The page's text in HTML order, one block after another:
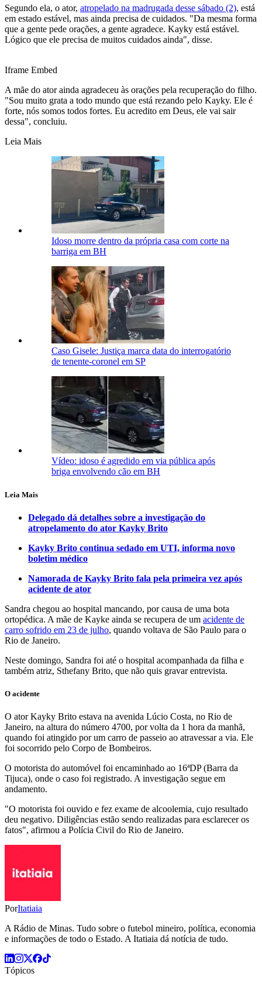
Segundo ela, o ator, atropelado na madrugada desse sábado (2), está
em estado estável, mas ainda precisa de cuidados. "Da mesma forma
que a gente pede orações, a gente agradece. Kayky está estável.
Lógico que ele precisa de muitos cuidados ainda", disse.
Iframe Embed
A mãe do ator ainda agradeceu às orações pela recuperação do filho.
"Sou muito grata a todo mundo que está rezando pelo Kayky. Ele é
forte, nós somos todos fortes. Eu acredito em Deus, ele vai sair
dessa", concluiu.
Leia Mais
Idoso morre dentro da própria casa com corte na
barriga em BH
Caso Gisele: Justiça marca data do interrogatório
de tenente-coronel em SP
Vídeo: idoso é agredido em via pública após
briga envolvendo cão em BH
Leia Mais
Delegado dá detalhes sobre a investigação do
atropelamento do ator Kayky Brito
Kayky Brito continua sedado em UTI, informa novo
boletim médico
Namorada de Kayky Brito fala pela primeira vez após
acidente de ator
Sandra chegou ao hospital mancando, por causa de uma bota
ortopédica. A mãe de Kayke ainda se recupera de um acidente de
carro sofrido em 23 de julho, quando voltava de São Paulo para o
Rio de Janeiro.
Neste domingo, Sandra foi até o hospital acompanhada da filha e
também atriz, Sthefany Brito, que não quis gravar entrevista.
O acidente
O ator Kayky Brito estava na avenida Lúcio Costa, no Rio de
Janeiro, na altura do número 4700, por volta da 1 hora da manhã,
quando foi atingido por um carro de passeio ao atravessar a via. Ele
foi socorrido pelo Corpo de Bombeiros.
O motorista do automóvel foi encaminhado ao 16ªDP (Barra da
Tijuca), onde o caso foi registrado. A investigação segue em
andamento.
"O motorista foi ouvido e fez exame de alcoolemia, cujo resultado
deu negativo. Diligências estão sendo realizadas para esclarecer os
fatos", afirmou a Polícia Civil do Rio de Janeiro.
PorItatiaia
A Rádio de Minas. Tudo sobre o futebol mineiro, política, economia
e informações de todo o Estado. A Itatiaia dá notícia de tudo.
Tópicos